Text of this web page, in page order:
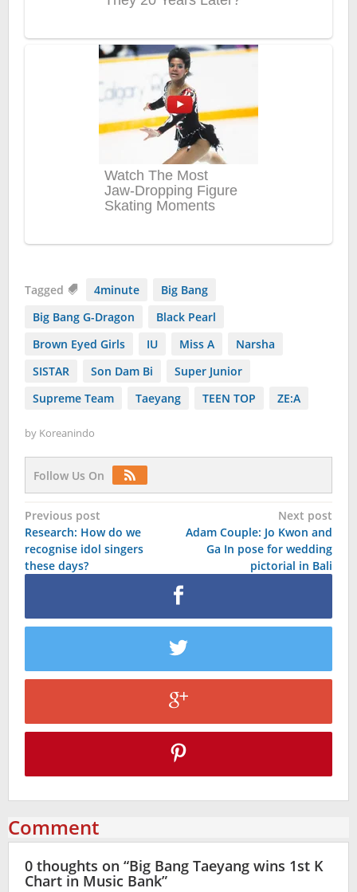
Tagged 4minute
Big Bang
Big Bang G-Dragon
Black Pearl
Brown Eyed Girls
IU Miss A
Narsha
SISTAR
Son Dam Bi
Super Junior
Supreme Team
Taeyang TEEN TOP ZE:A
by Koreanindo
Follow Us On
Post
navigation
Previous post
Research: How do we
recognise idol singers
these days?
Next post
Adam Couple: Jo Kwon and
Ga In pose for wedding
pictorial in Bali
Comment
0 thoughts on “Big Bang Taeyang wins 1st K
Chart in Music Bank”